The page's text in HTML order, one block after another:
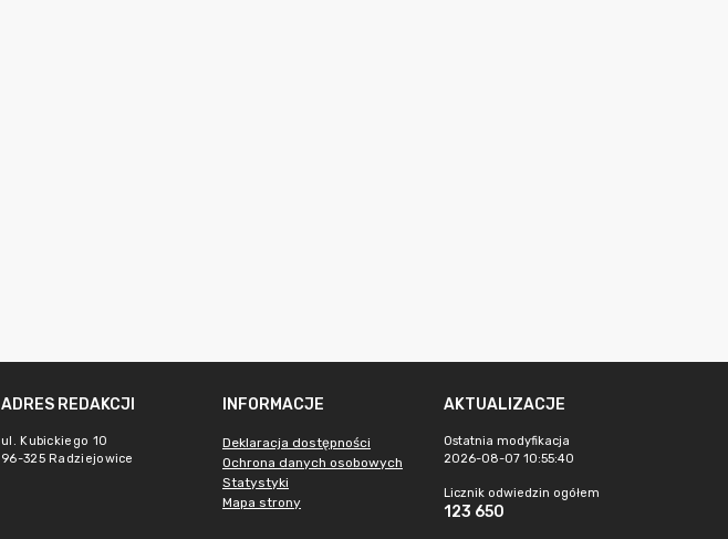
ADRES REDAKCJI
ul. Kubickiego 10
96-325 Radziejowice
INFORMACJE
Deklaracja dostępności
Ochrona danych osobowych
Statystyki
Mapa strony
AKTUALIZACJE
Ostatnia modyfikacja
2026-08-07 10:55:40
Licznik odwiedzin ogółem
123 650